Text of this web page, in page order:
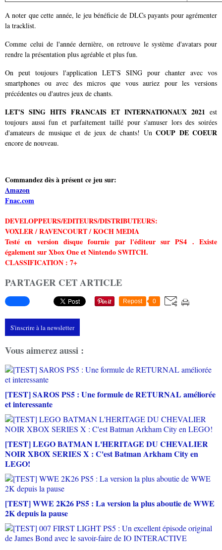
A noter que cette année, le jeu bénéficie de DLCs payants pour agrémenter
la tracklist.
Comme celui de l'année dernière, on retrouve le système d'avatars pour
rendre la présentation plus agréable et plus fun.
On peut toujours l'application LET'S SING pour chanter avec vos
smartphones ou avec des micros que vous auriez pour les versions
précédentes ou d'autres jeux de chants.
LET'S SING HITS FRANCAIS ET INTERNATIONAUX 2021 est
toujours aussi fun et parfaitement taillé pour s'amuser lors des soirées
d'amateurs de musique et de jeux de chants! UnCOUP DE COEUR
encore de nouveau.
Commandez dès à présent ce jeu sur:
Amazon
Fnac.com
DEVELOPPEURS/EDITEURS/DISTRIBUTEURS:
VOXLER / RAVENCOURT / KOCH MEDIA
Testé en version disque fournie par l'éditeur sur PS4 . Existe
également sur Xbox One et Nintendo SWITCH.
CLASSIFICATION : 7+
PARTAGER CET ARTICLE
Repost 0
S'inscrire à la newsletter
Vous aimerez aussi :
[TEST] SAROS PS5 : Une formule de RETURNAL améliorée
et interessante
[TEST] LEGO BATMAN L'HERITAGE DU CHEVALIER
NOIR XBOX SERIES X : C'est Batman Arkham City en
LEGO!
[TEST] WWE 2K26 PS5 : La version la plus aboutie de WWE
2K depuis la pause